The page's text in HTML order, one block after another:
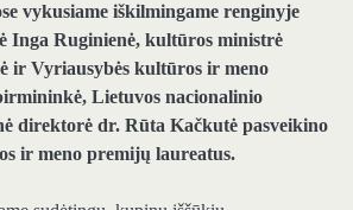
vykusiame iškilmingame renginyje
Inga Ruginienė, kultūros ministrė
ir Vyriausybės kultūros ir meno
Lietuvos nacionalinio
direktorė dr. Rūta Kačkutė pasveikino
ir meno premijų laureatus.